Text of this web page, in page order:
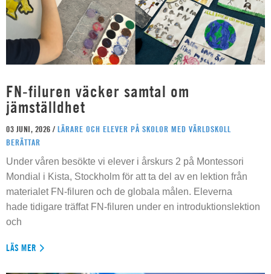
FN-filuren väcker samtal om
jämställdhet
03 JUNI, 2026 / LÄRARE OCH ELEVER PÅ SKOLOR MED VÄRLDSKOLL
BERÄTTAR
Under våren besökte vi elever i årskurs 2 på Montessori
Mondial i Kista, Stockholm för att ta del av en lektion från
materialet FN-filuren och de globala målen. Eleverna
hade tidigare träffat FN-filuren under en introduktionslektion
och
LÄS MER